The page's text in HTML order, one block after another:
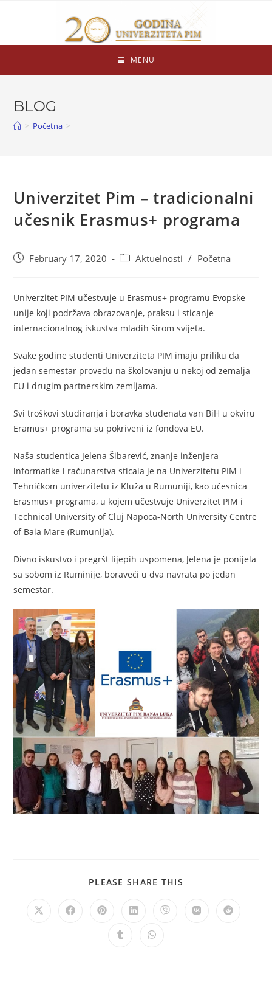
MENU
BLOG
> Početna >
Univerzitet Pim – tradicionalni
učesnik Erasmus+ programa
February 17, 2020 Aktuelnosti / Početna
Univerzitet PIM učestvuje u Erasmus+ programu Evopske
unije koji podržava obrazovanje, praksu i sticanje
internacionalnog iskustva mladih širom svijeta.
Svake godine studenti Univerziteta PIM imaju priliku da
jedan semestar provedu na školovanju u nekoj od zemalja
EU i drugim partnerskim zemljama.
Svi troškovi studiranja i boravka studenata van BiH u okviru
Eramus+ programa su pokriveni iz fondova EU.
Naša studentica Jelena Šibarević, znanje inženjera
informatike i računarstva sticala je na Univerzitetu PIM i
Tehničkom univerzitetu iz Kluža u Rumuniji, kao učesnica
Erasmus+ programa, u kojem učestvuje Univerzitet PIM i
Technical University of Cluj Napoca-North University Centre
of Baia Mare (Rumunija).
Divno iskustvo i pregršt lijepih uspomena, Jelena je ponijela
sa sobom iz Ruminije, boraveći u dva navrata po jedan
semestar.
PLEASE SHARE THIS